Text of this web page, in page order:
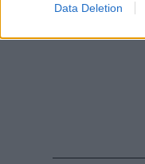
Data Deletion